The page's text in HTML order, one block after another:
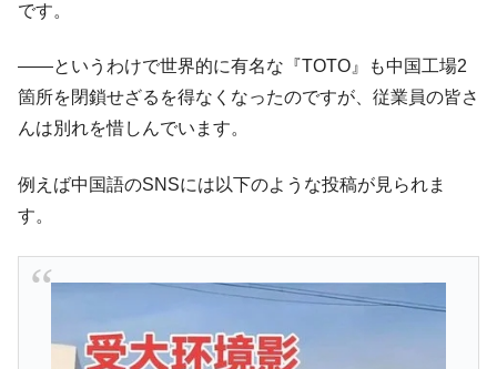
です。
――というわけで世界的に有名な『TOTO』も中国工場2
箇所を閉鎖せざるを得なくなったのですが、従業員の皆さ
んは別れを惜しんでいます。
例えば中国語のSNSには以下のような投稿が見られま
す。